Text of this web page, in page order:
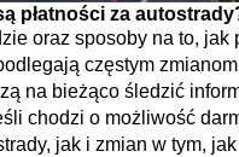
płatności za
oraz sposoby na to, jak
częstym
na bieżąco śledzić
chodzi o możliwość
jak i zmian w tym, jak